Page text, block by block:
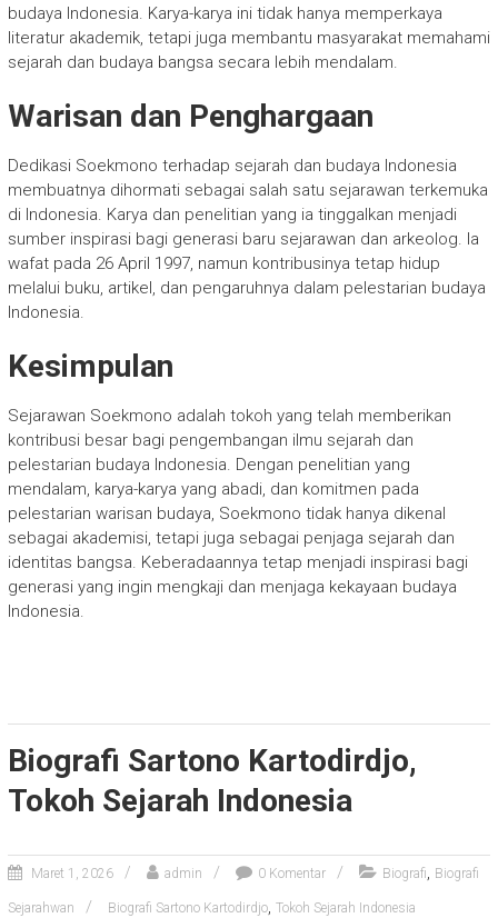
budaya Indonesia. Karya-karya ini tidak hanya memperkaya
literatur akademik, tetapi juga membantu masyarakat memahami
sejarah dan budaya bangsa secara lebih mendalam.
Warisan dan Penghargaan
Dedikasi Soekmono terhadap sejarah dan budaya Indonesia
membuatnya dihormati sebagai salah satu sejarawan terkemuka
di Indonesia. Karya dan penelitian yang ia tinggalkan menjadi
sumber inspirasi bagi generasi baru sejarawan dan arkeolog. Ia
wafat pada 26 April 1997, namun kontribusinya tetap hidup
melalui buku, artikel, dan pengaruhnya dalam pelestarian budaya
Indonesia.
Kesimpulan
Sejarawan Soekmono adalah tokoh yang telah memberikan
kontribusi besar bagi pengembangan ilmu sejarah dan
pelestarian budaya Indonesia. Dengan penelitian yang
mendalam, karya-karya yang abadi, dan komitmen pada
pelestarian warisan budaya, Soekmono tidak hanya dikenal
sebagai akademisi, tetapi juga sebagai penjaga sejarah dan
identitas bangsa. Keberadaannya tetap menjadi inspirasi bagi
generasi yang ingin mengkaji dan menjaga kekayaan budaya
Indonesia.
Biografi Sartono Kartodirdjo,
Tokoh Sejarah Indonesia
Maret 1, 2026 admin 0 Komentar Biografi, Biografi
Sejarahwan Biografi Sartono Kartodirdjo, Tokoh Sejarah Indonesia